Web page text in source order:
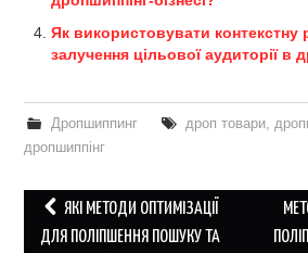
Як використовувати контекстну
залучення цільової аудиторії в
Дропшиппинг дроп товари,
дропшиппінг
Post
navigation
ЯКІ МЕТОДИ ОПТИМІЗАЦІЇ
ДЛЯ ПОЛІПШЕННЯ ПОШУКУ ТА